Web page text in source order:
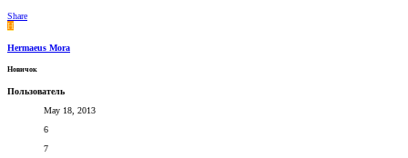
Share
H
Hermaeus Mora
Новичок
Пользователь
May 18, 2013
6
7